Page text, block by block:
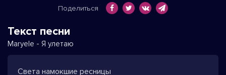
Поделиться
Текст песни
Maryele - Я улетаю
Света намокшие ресницы